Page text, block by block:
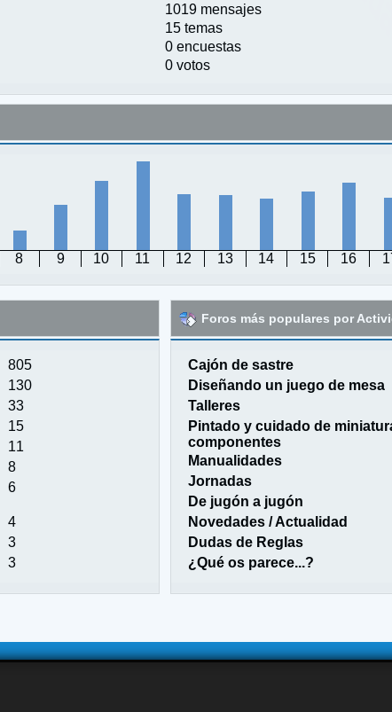
1019 mensajes
15 temas
0 encuestas
0 votos
8 9 10 11 12 13 14 15 16
805
130
33
15
11
8
6
4
3
3
Foros más populares por
Cajón de sastre
Diseñando un juego de mesa
Talleres
Pintado y cuidado de
componentes
Manualidades
Jornadas
De jugón a jugón
Novedades / Actualidad
Dudas de Reglas
¿Qué os parece...?